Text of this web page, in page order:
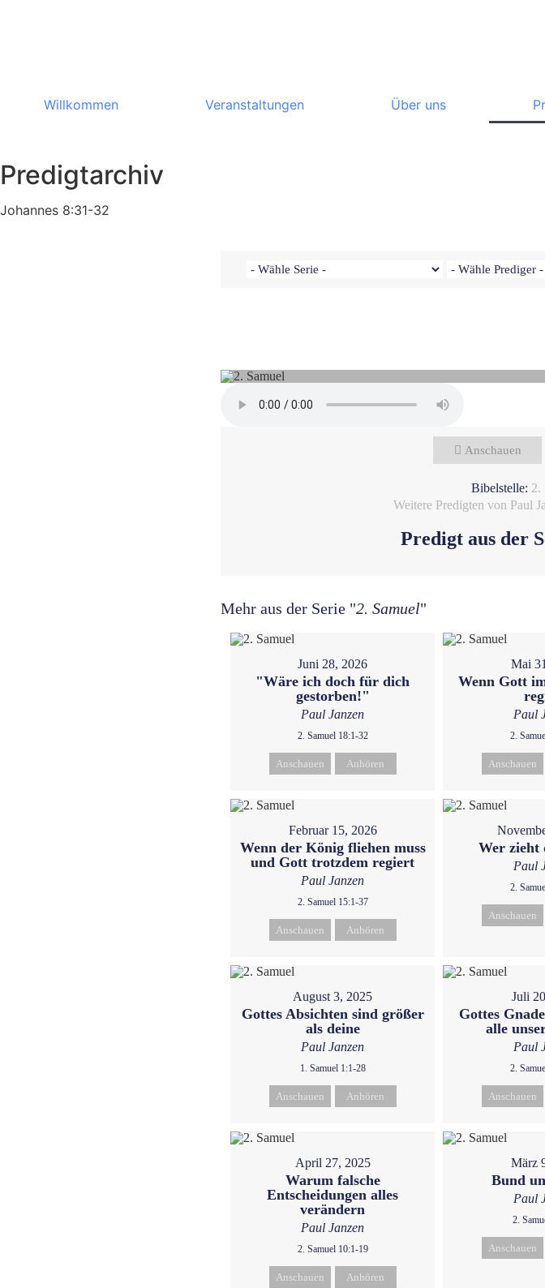
Willkommen Veranstaltungen Über uns
Predigtarchiv
Johannes 8:31-32
Anschauen
Bibelstelle: 2.
Weitere Predigten von Paul
Predigt aus der
Mehr aus der Serie "2. Samuel"
Juni 28, 2026
"Wäre ich doch für dich
gestorben!"
Paul Janzen
2. Samuel 18:1-32
Anschauen Anhören
Mai
Wenn Gott
Paul
2.
Anschauen
Februar 15, 2026
Wenn der König fliehen muss
und Gott trotzdem regiert
Paul Janzen
2. Samuel 15:1-37
Anschauen Anhören
Wer zieht
Paul
2.
Anschauen
August 3, 2025
Gottes Absichten sind größer
als deine
Paul Janzen
1. Samuel 1:1-28
Anschauen Anhören
Juli
Gottes
alle
Paul
2.
Anschauen
April 27, 2025
Warum falsche
Entscheidungen alles
verändern
Paul Janzen
2. Samuel 10:1-19
Anschauen Anhören
März
Bund
Paul
2.
Anschauen